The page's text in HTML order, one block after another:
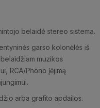
belaidė stereo sistema.
garso kolonėlės iš
muzikos
RCA/Phono įėjimą
arba grafito apdailos.